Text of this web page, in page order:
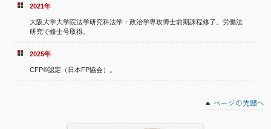
2021年
大阪大学大学院法学研究科法学・政治学専攻博士前期課程修了。労働法
研究で修士号取得。
2025年
CFP®認定（日本FP協会）。